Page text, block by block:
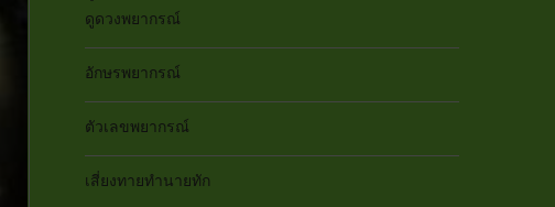
ดูดวงพยากรณ์
อักษรพยากรณ์
ตัวเลขพยากรณ์
เสี่ยงทายทำนายทัก